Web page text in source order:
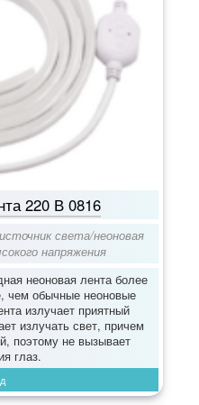
220 В 0816
света/неоновая
напряжения
неоновая лента более
чем обычные неоновые
излучает приятный
излучать свет, причем
поэтому не вызывает
глаз.